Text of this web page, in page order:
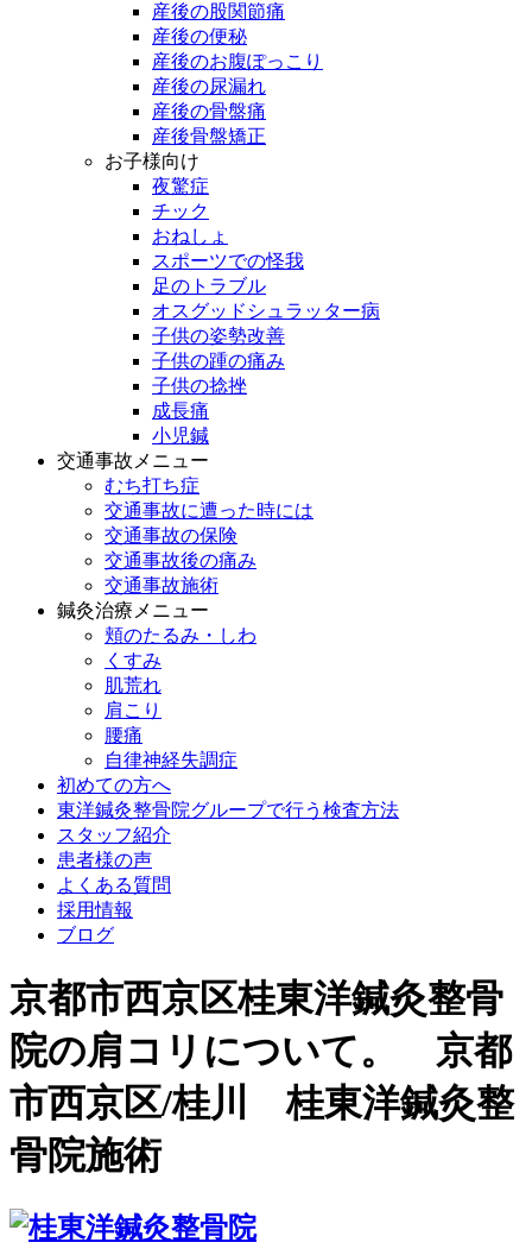
産後の股関節痛
産後の便秘
産後のお腹ぽっこり
産後の尿漏れ
産後の骨盤痛
産後骨盤矯正
お子様向け
夜驚症
チック
おねしょ
スポーツでの怪我
足のトラブル
オスグッドシュラッター病
子供の姿勢改善
子供の踵の痛み
子供の捻挫
成長痛
小児鍼
交通事故メニュー
むち打ち症
交通事故に遭った時には
交通事故の保険
交通事故後の痛み
交通事故施術
鍼灸治療メニュー
頬のたるみ・しわ
くすみ
肌荒れ
肩こり
腰痛
自律神経失調症
初めての方へ
東洋鍼灸整骨院グループで行う検査方法
スタッフ紹介
患者様の声
よくある質問
採用情報
ブログ
京都市西京区桂東洋鍼灸整骨
院の肩コリについて。 京都
市西京区/桂川 桂東洋鍼灸整
骨院施術